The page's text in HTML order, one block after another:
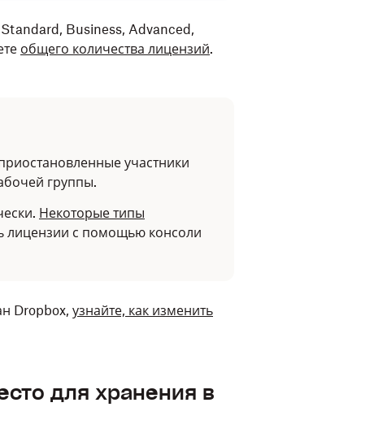
Business, Advanced,
общего количества лицензий.
участники
группы.
Некоторые типы
лицензии с помощью консоли
Dropbox, узнайте, как изменить
для хранения в